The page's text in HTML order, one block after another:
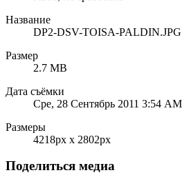
Название
DP2-DSV-TOISA-PALDIN.JPG
Размер
2.7 MB
Дата съёмки
Сре, 28 Сентябрь 2011 3:54 AM
Размеры
4218px x 2802px
Поделиться медиа